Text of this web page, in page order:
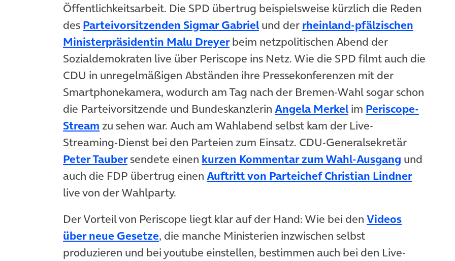
Öffentlichkeitsarbeit. Die SPD übertrug beispielsweise kürzlich die Reden
des Parteivorsitzenden Sigmar Gabriel(öffnet in neuem Tab)
und der rheinland-pfälzischen
Ministerpräsidentin Malu Dreyer(öffnet in neuem Tab)
beim netzpolitischen Abend der
Sozialdemokraten live über Periscope ins Netz. Wie die SPD filmt auch die
CDU in unregelmäßigen Abständen ihre Pressekonferenzen mit der
Smartphonekamera, wodurch am Tag nach der Bremen-Wahl sogar schon
die Parteivorsitzende und Bundeskanzlerin Angela Merkel(öffnet in neuem
im Periscope-
Stream zu sehen war. Auch am Wahlabend selbst kam der Live-
Streaming-Dienst bei den Parteien zum Einsatz. CDU-Generalsekretär
Peter Tauber(öffnet in neuem Tab)
sendete einen kurzen Kommentar zum Wahl-Ausgang (öffnet in
und
auch die FDP übertrug einen Auftritt von Parteichef Christian Lindner(öffnet
live von der Wahlparty.
Der Vorteil von Periscope liegt klar auf der Hand: Wie bei den Videos
über neue Gesetze(öffnet in neuem Tab)
, die manche Ministerien inzwischen selbst
produzieren und bei youtube einstellen, bestimmen auch bei den Live-